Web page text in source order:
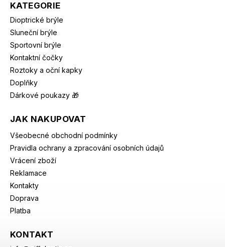
KATEGORIE
Dioptrické brýle
Sluneční brýle
Sportovní brýle
Kontaktní čočky
Roztoky a oční kapky
Doplňky
Dárkové poukazy 🎁
JAK NAKUPOVAT
Všeobecné obchodní podmínky
Pravidla ochrany a zpracování osobních údajů
Vrácení zboží
Reklamace
Kontakty
Doprava
Platba
KONTAKT